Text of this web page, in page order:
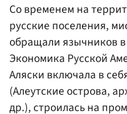
Со временем на
русские поселения,
обращали язычников
Экономика Русской
Аляски включала в
(Алеутские острова,
др.), строилась на